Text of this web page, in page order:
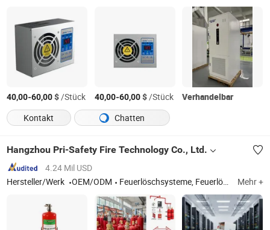
40,00-60,00$/Stück 40,00-60,00$/Stück
Verhandelbar
Kontakt
Chatten
Hangzhou Pri-Safety Fire Technology Co., Ltd.
4.24 Mil USD
Hersteller/Werk
OEM/ODM Feuerlöschsysteme, Feuerlöscher Mehr +